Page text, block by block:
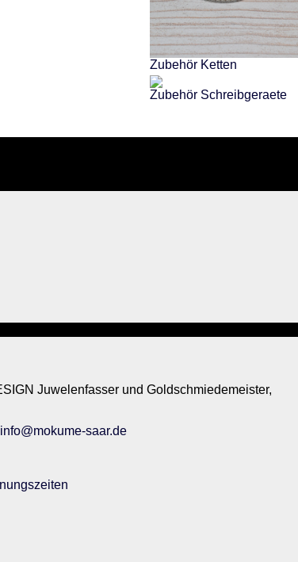
Zubehör Ketten
Zubehör Schreibgeraete
Juwelenfasser und Goldschmiedemeister,
info@mokume-saar.de